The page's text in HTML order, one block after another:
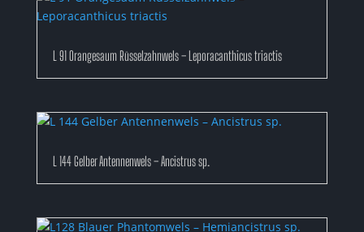
L 91 Orangesaum Rüsselzahnwels – Leporacanthicus triactis
L 144 Gelber Antennenwels – Ancistrus sp.